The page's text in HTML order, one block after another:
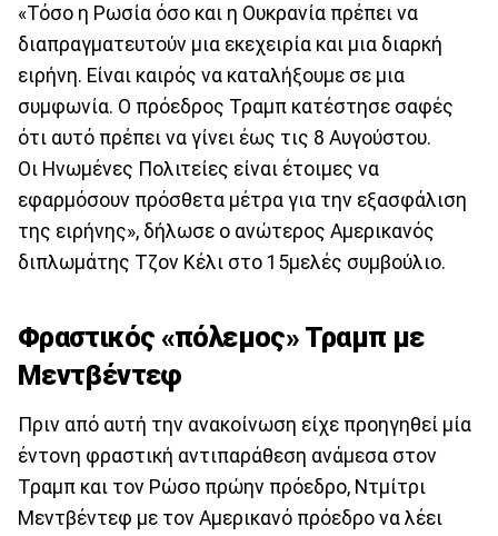
«Τόσο η Ρωσία όσο και η Ουκρανία πρέπει να
διαπραγματευτούν μια εκεχειρία και μια διαρκή
ειρήνη. Είναι καιρός να καταλήξουμε σε μια
συμφωνία. Ο πρόεδρος Τραμπ κατέστησε σαφές
ότι αυτό πρέπει να γίνει έως τις 8 Αυγούστου.
Οι Ηνωμένες Πολιτείες είναι έτοιμες να
εφαρμόσουν πρόσθετα μέτρα για την εξασφάλιση
της ειρήνης», δήλωσε ο ανώτερος Αμερικανός
διπλωμάτης Τζον Κέλι στο 15μελές συμβούλιο.
Φραστικός «πόλεμος» Τραμπ με
Μεντβέντεφ
Πριν από αυτή την ανακοίνωση είχε προηγηθεί μία
έντονη φραστική αντιπαράθεση ανάμεσα στον
Τραμπ και τον Ρώσο πρώην πρόεδρο, Ντμίτρι
Μεντβέντεφ με τον Αμερικανό πρόεδρο να λέει